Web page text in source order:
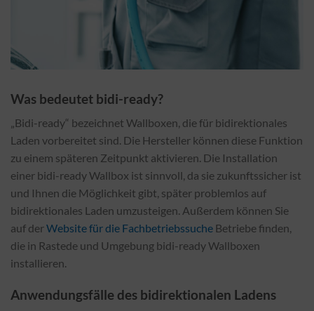
Was bedeutet bidi-ready?
„Bidi-ready“ bezeichnet Wallboxen, die für bidirektionales
Laden vorbereitet sind. Die Hersteller können diese Funktion
zu einem späteren Zeitpunkt aktivieren. Die Installation
einer bidi-ready Wallbox ist sinnvoll, da sie zukunftssicher ist
und Ihnen die Möglichkeit gibt, später problemlos auf
bidirektionales Laden umzusteigen. Außerdem können Sie
auf derWebsite für die Fachbetriebssuche Betriebe finden,
die in Rastede und Umgebung bidi-ready Wallboxen
installieren.
Anwendungsfälle des bidirektionalen Ladens